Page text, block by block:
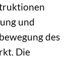
und
des
Die